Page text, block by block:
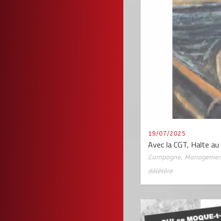
19/07/2025
Avec la CGT, Halte
Campagne,
délétère